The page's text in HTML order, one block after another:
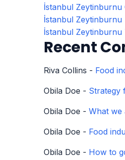
İstanbul Zeytinburnu
İstanbul Zeytinburnu
İstanbul Zeytinburnu
Recent
Riva Collins - Food
Obila Doe - Strategy
Obila Doe - What we
Obila Doe - Food
Obila Doe - How to